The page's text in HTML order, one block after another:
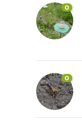
0
0